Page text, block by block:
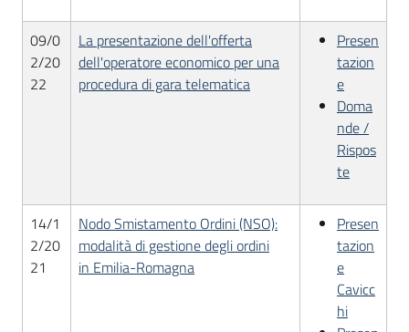
09/0
2/20
22
La presentazione dell'offerta
dell'operatore economico per una
procedura di gara telematica
Presen
tazion
e
Doma
nde /
Rispos
te
14/1
2/20
21
Nodo Smistamento Ordini (NSO):
modalità di gestione degli ordini
in Emilia-Romagna
Presen
tazion
e
Cavicc
hi